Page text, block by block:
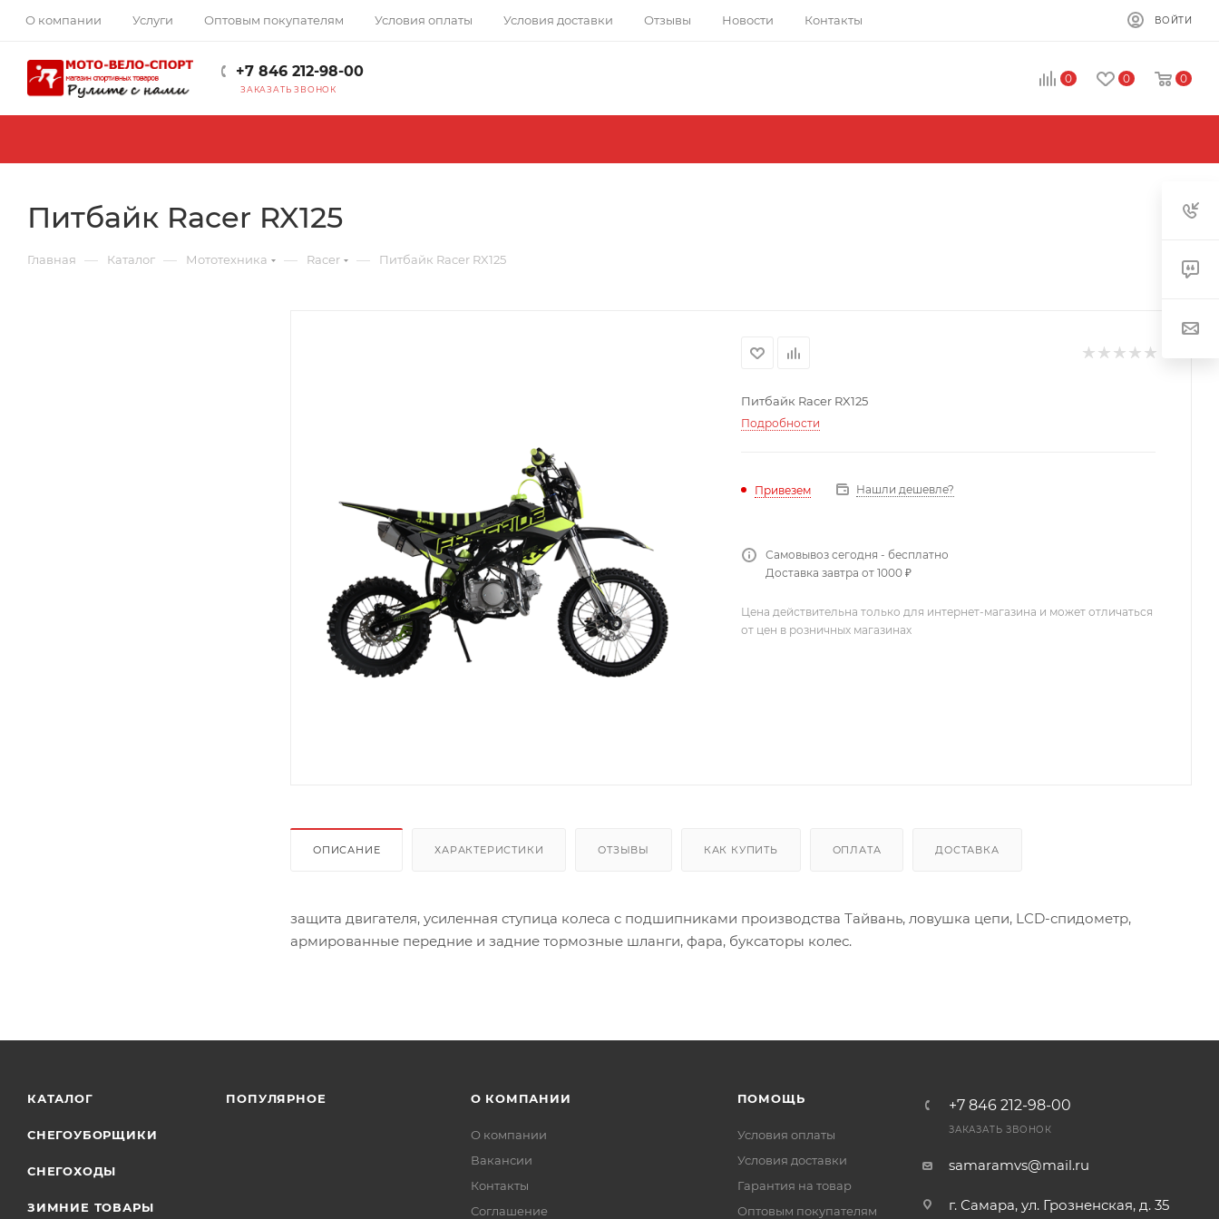
О компании Услуги Оптовым покупателям Условия оплаты Условия доставки Отзывы Новости Контакты ВОЙТИ
+7 846 212-98-00
ЗАКАЗАТЬ ЗВОНОК
0 0 0
Питбайк Racer RX125
Главная — Каталог — Мототехника — Racer — Питбайк Racer RX125
Питбайк Racer RX125
Подробности
Привезем Нашли дешевле?
Самовывоз сегодня - бесплатно
Доставка завтра от 1000 ₽
Цена действительна только для интернет-магазина и может отличаться
от цен в розничных магазинах
ОПИСАНИЕ ХАРАКТЕРИСТИКИ ОТЗЫВЫ КАК КУПИТЬ ОПЛАТА ДОСТАВКА
защита двигателя, усиленная ступица колеса с подшипниками производства Тайвань, ловушка цепи, LCD-спидометр,
армированные передние и задние тормозные шланги, фара, буксаторы колес.
КАТАЛОГ
СНЕГОУБОРЩИКИ
СНЕГОХОДЫ
ЗИМНИЕ ТОВАРЫ
ПОПУЛЯРНОЕ О КОМПАНИИ
О компании
Вакансии
Контакты
Соглашение
ПОМОЩЬ
Условия оплаты
Условия доставки
Гарантия на товар
Оптовым покупателям
+7 846 212-98-00
ЗАКАЗАТЬ ЗВОНОК
samaramvs@mail.ru
г. Самара, ул. Грозненская, д. 35